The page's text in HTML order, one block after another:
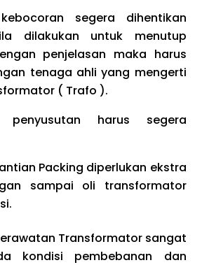
segera dihentikan
dilakukan untuk menutup
penjelasan maka harus
tenaga ahli yang mengerti
( Trafo ).
harus segera
Packing diperlukan ekstra
sampai oli transformator
Transformator sangat
kondisi pembebanan dan